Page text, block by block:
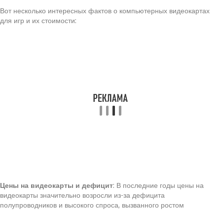
Вот несколько интересных фактов о компьютерных видеокартах
для игр и их стоимости:
Цены на видеокарты и дефицит: В последние годы цены на
видеокарты значительно возросли из-за дефицита
полупроводников и высокого спроса, вызванного ростом